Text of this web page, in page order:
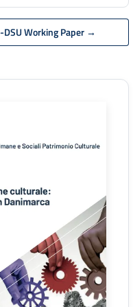
Working Paper →